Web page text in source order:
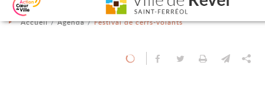
Aller au contenu
Aller au menu
Aller à la recherche
Changer le contraste
Accueil Agenda Festival de cerfs-volants
Partager sur Facebook
Partager sur
Imprimer